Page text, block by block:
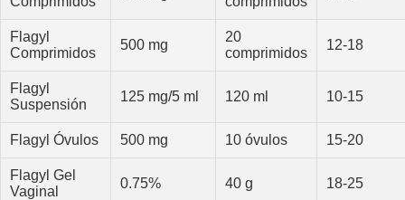
Flagyl
Comprimidos
500 mg
20
comprimidos
12-18
Flagyl
Suspensión
125 mg/5 ml 120 ml 10-15
Flagyl Óvulos 500 mg 10 óvulos 15-20
Flagyl Gel
Vaginal
0.75% 40 g 18-25